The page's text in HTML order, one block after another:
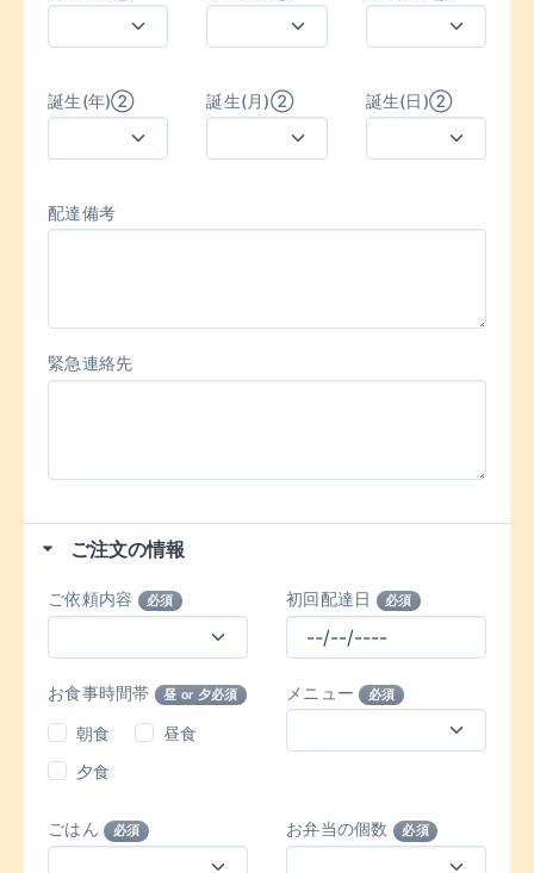
誕生(年)② 誕生(月)② 誕生(日)②
配達備考
緊急連絡先
ご注文の情報
ご依頼内容 必須 初回配達日 必須
お食事時間帯 昼 or 夕必須
朝食
昼食
夕食
メニュー 必須
ごはん 必須 お弁当の個数 必須